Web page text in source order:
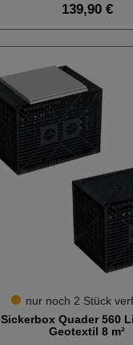
139,90 €
nur noch 2 Stück
Sickerbox Quader 560
Geotextil 8 m²